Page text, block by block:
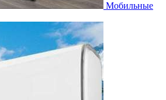
Мобильные